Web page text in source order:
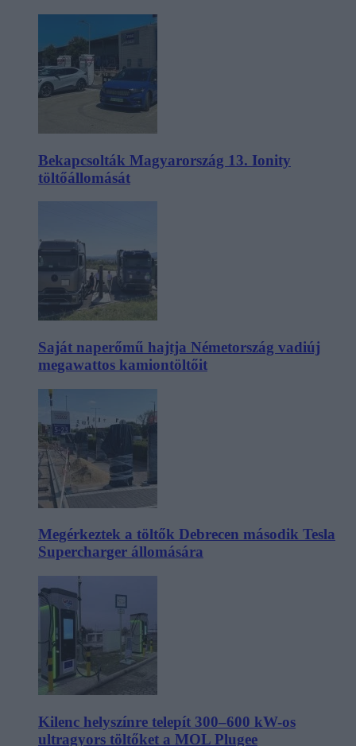
Bekapcsolták Magyarország 13. Ionity
töltőállomását
Saját naperőmű hajtja Németország vadiúj
megawattos kamiontöltőit
Megérkeztek a töltők Debrecen második Tesla
Supercharger állomására
Kilenc helyszínre telepít 300–600 kW-os
ultragyors töltőket a MOL Plugee